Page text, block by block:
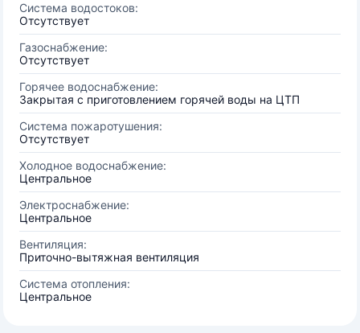
Система водостоков:
Отсутствует
Газоснабжение:
Отсутствует
Горячее водоснабжение:
Закрытая с приготовлением горячей воды на ЦТП
Система пожаротушения:
Отсутствует
Холодное водоснабжение:
Центральное
Электроснабжение:
Центральное
Вентиляция:
Приточно-вытяжная вентиляция
Система отопления:
Центральное